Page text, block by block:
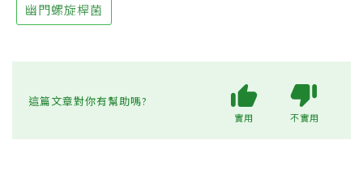
幽門螺旋桿菌
這篇文章對你有幫助嗎?
實用 不實用